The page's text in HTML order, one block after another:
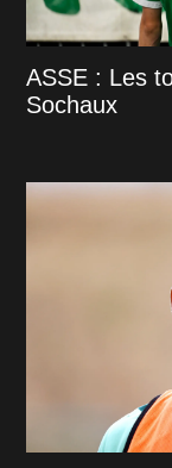
ASSE : Les
Sochaux